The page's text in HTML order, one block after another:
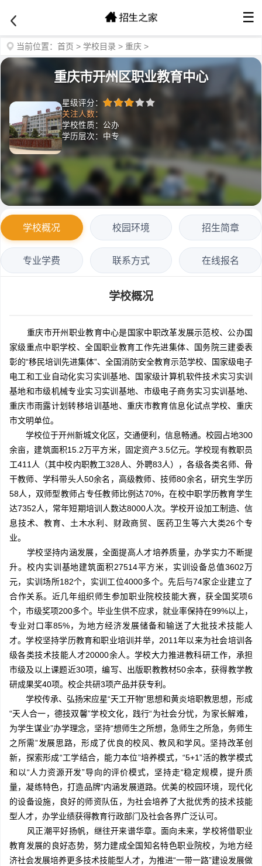
☰
当前位置： 首页 > 学校目录 > 重庆 >
重庆市开州区职业教育中心
星级评分：
关注人数：
学校性质：公办
学历层次：中专
学校概况 校园环境 招生简章
专业学费 联系方式 在线报名
学校概况
重庆市开州职业教育中心是国家中职改革发展示范校、公办国
家级重点中职学校、全国职业教育工作先进集体、国务院三建委表
彰的“移民培训先进集体”、全国消防安全教育示范学校、国家级电子
电工和工业自动化实习实训基地、国家级计算机软件技术实习实训
基地和市级机械专业实习实训基地、市级电子商务实习实训基地、
重庆市雨露计划转移培训基地、重庆市教育信息化试点学校、重庆
市文明单位。
学校位于开州新城文化区，交通便利，信息畅通。校园占地300
余亩，建筑面积15.2万平方米，固定资产3.5亿元。学校现有教职员
工411人（其中校内职教工328人、外聘83人），各级各类名师、骨
干教师、学科带头人50余名，高级教师、技师80余名，研究生学历
58人，双师型教师占专任教师比例达70%，在校中职学历教育学生
达7352人，常年短期培训人数达8000人次。学校开设加工制造、信
息技术、教育、土木水利、财政商贸、医药卫生等六大类26个专
业。
学校坚持内涵发展，全面提高人才培养质量，办学实力不断提
升。校内实训基地建筑面积27514平方米，实训设备总值3602万
元，实训场所182个，实训工位4000多个。先后与74家企业建立了
合作关系。近几年组织师生参加职业院校技能大赛，获全国奖项6
个，市级奖项200多个。毕业生供不应求，就业率保持在99%以上，
专业对口率85%，为地方经济发展储备和输送了大批技术技能人
才。学校坚持学历教育和职业培训并举，2011年以来为社会培训各
级各类技术技能人才20000余人。学校大力推进教科研工作，承担
市级及以上课题近30项，编写、出版职教教材50余本，获得教学教
研成果奖40项。校企共研3项产品并获专利。
学校传承、弘扬宋应星“天工开物”思想和黄炎培职教思想，形成
“天人合一，德技双馨”学校文化，践行“为社会分忧，为家长解难，
为学生谋业”办学理念，坚持“想师生之所想，急师生之所急，务师生
之所需”发展思路，形成了优良的校风、教风和学风。坚持改革创
新，探索形成“工学结合，能力本位”培养模式，“5+1”活的教学模式
和以“人力资源开发”导向的评价模式，坚持走“稳定规模，提升质
量，凝练特色，打造品牌”内涵发展道路。优美的校园环境，现代化
的设备设施，良好的师资队伍，为社会培养了大批优秀的技术技能
型人才，办学业绩获得教育行政部门及社会各界广泛认可。
风正潮平好扬帆，继往开来谱华章。面向未来，学校将借职业
教育发展的良好态势，努力建成全国知名特色职业院校，为地方经
济社会发展培养更多技术技能型人才，为推进“一带一路”建设发展做